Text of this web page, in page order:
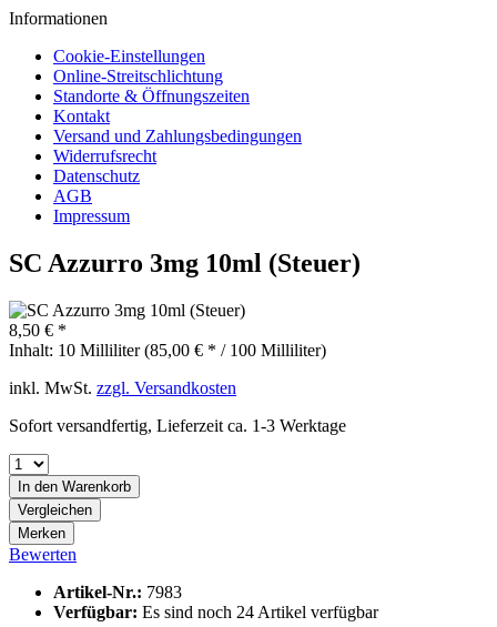
Informationen
Cookie-Einstellungen
Online-Streitschlichtung
Standorte & Öffnungszeiten
Kontakt
Versand und Zahlungsbedingungen
Widerrufsrecht
Datenschutz
AGB
Impressum
SC Azzurro 3mg 10ml (Steuer)
8,50 € *
Inhalt: 10 Milliliter (85,00 € * / 100 Milliliter)
inkl. MwSt. zzgl. Versandkosten
Sofort versandfertig, Lieferzeit ca. 1-3 Werktage
In den Warenkorb
Vergleichen
Merken
Bewerten
Artikel-Nr.: 7983
Verfügbar: Es sind noch 24 Artikel verfügbar